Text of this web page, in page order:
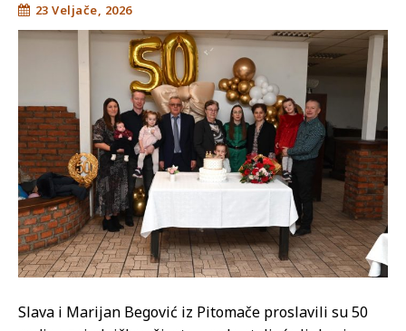
23 Veljače, 2026
Slava i Marijan Begović iz Pitomače proslavili su 50